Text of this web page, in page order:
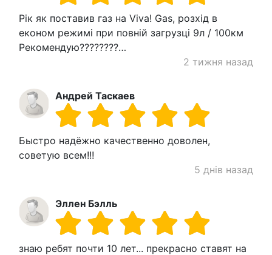
Рік як поставив газ на Viva! Gas, розхід в
економ режимі при повній загрузці 9л / 100км
Рекомендую????????…
2 тижня назад
Андрей Таскаев
Быстро надёжно качественно доволен,
советую всем!!!
5 днів назад
Эллен Бэлль
знаю ребят почти 10 лет... прекрасно ставят на